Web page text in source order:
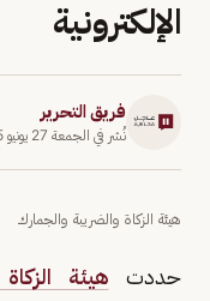
الإلكترونية
فريق التحرير
نُشر في الجمعة 27 يونيو 2025
هيئة الزكاة والضريبة والجمارك
حددت هيئة